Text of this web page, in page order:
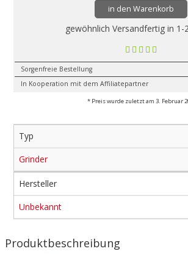
in den Warenkorb
gewöhnlich Versandfertig in 1-
Sorgenfreie Bestellung
In Kooperation mit dem Affiliatepartner
* Preis wurde zuletzt am 3. Februar
Typ
Grinder
Hersteller
Unbekannt
Produktbeschreibung